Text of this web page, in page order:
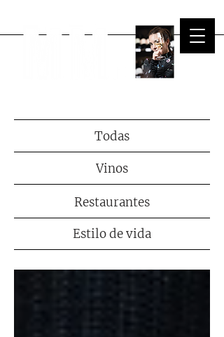
Todas
Vinos
Restaurantes
Estilo de vida